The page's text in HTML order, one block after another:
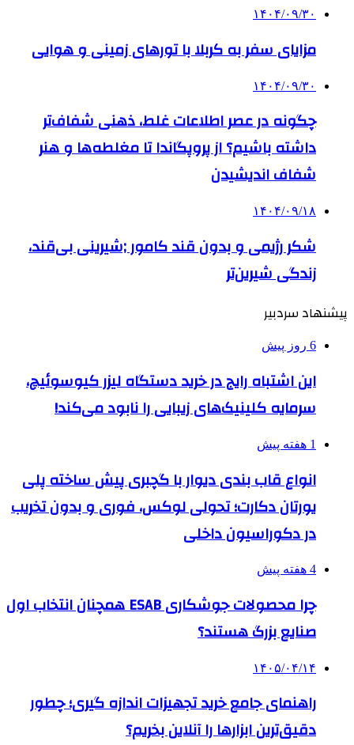
۱۴۰۴/۰۹/۳۰
مزایای سفر به کربلا با تورهای زمینی و هوایی
۱۴۰۴/۰۹/۳۰
چگونه در عصر اطلاعات غلط، ذهنی شفاف‌تر
داشته باشیم؟ از پروپگاندا تا مغلطه‌ها و هنر
شفاف اندیشیدن
۱۴۰۴/۰۹/۱۸
شکر رژیمی و بدون قند کامور ;شیرینی بی‌قند،
زندگی شیرین‌تر
پیشنهاد سردبیر
6 روز پیش
این اشتباه رایج در خرید دستگاه لیزر کیوسوئیچ،
سرمایه کلینیک‌های زیبایی را نابود می‌کند!
1 هفته پیش
انواع قاب بندی دیوار با گچبری پیش ساخته پلی
یورتان دکارت؛ تحولی لوکس، فوری و بدون تخریب
در دکوراسیون داخلی
4 هفته پیش
چرا محصولات جوشکاری ESAB همچنان انتخاب اول
صنایع بزرگ هستند؟
۱۴۰۵/۰۴/۱۴
راهنمای جامع خرید تجهیزات اندازه گیری؛ چطور
دقیق‌ترین ابزارها را آنلاین بخریم؟